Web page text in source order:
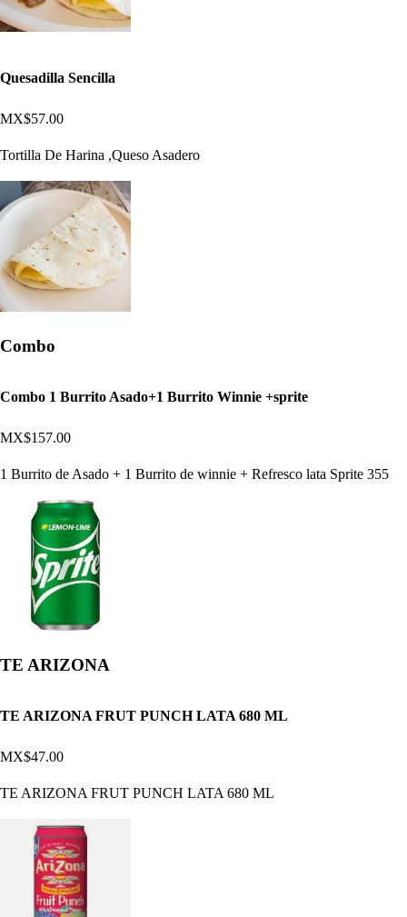
Quesadilla Sencilla
MX$57.00
Tortilla De Harina ,Queso Asadero
Combo
Combo 1 Burrito Asado+1 Burrito Winnie +sprite
MX$157.00
1 Burrito de Asado + 1 Burrito de winnie + Refresco lata Sprite 355
TE ARIZONA
TE ARIZONA FRUT PUNCH LATA 680 ML
MX$47.00
TE ARIZONA FRUT PUNCH LATA 680 ML